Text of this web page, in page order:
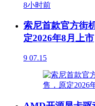
8小时前
索尼首款官方街
定2026年8月上市
9 07.15